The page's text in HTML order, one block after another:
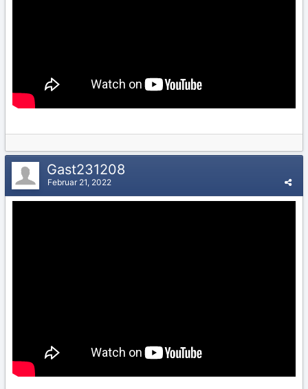
Gast231208
Februar 21, 2022